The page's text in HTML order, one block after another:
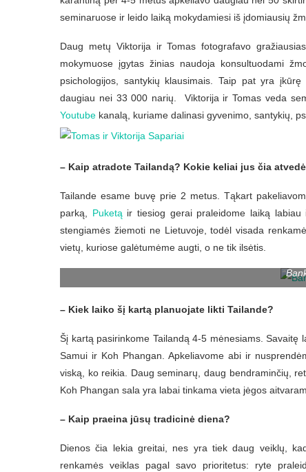
seminaruose ir leido laiką mokydamiesi iš įdomiausių
Daug metų Viktorija ir Tomas fotografavo
mokymuose įgytas žinias naudoja konsultuodami
psichologijos, santykių klausimais. Taip pat yra
daugiau nei 33 000 narių. Viktorija ir Tomas veda
Youtube kanalą, kuriame dalinasi gyvenimo, santykių,
– Kaip atradote Tailandą? Kokie keliai jus čia
Tailande esame buvę prie 2 metus. Tąkart
parką, Puketąir tiesiog gerai praleidome laiką labiau
stengiamės žiemoti ne Lietuvoje, todėl visada
vietų, kuriose galėtumėme augti, o ne tik ilsėtis.
– Kiek laiko šį kartą planuojate likti Tailande?
Šį kartą pasirinkome Tailandą 4-5 mėnesiams.
Samui ir Koh Phangan. Apkeliavome abi ir
viską, ko reikia. Daug seminarų, daug bendraminčių,
Koh Phangan sala yra labai tinkama vieta jėgos
– Kaip praeina jūsų tradicinė diena?
Dienos čia lekia greitai, nes yra tiek daug veiklų,
renkamės veiklas pagal savo prioritetus: ryte